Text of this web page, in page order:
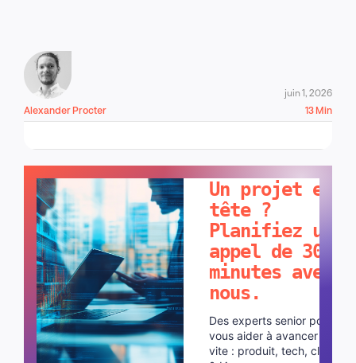
Alexander Procter
juin 1, 2026
13 Min
Un projet en
tête ?
Planifiez un
appel de 30
minutes avec
nous.
Des experts senior pour
vous aider à avancer plus
vite : produit, tech, cloud